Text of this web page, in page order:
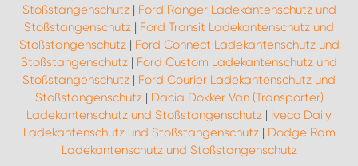
Stoßstangenschutz| Ford Ranger Ladekantenschutz und
Stoßstangenschutz | Ford Transit Ladekantenschutz und
Stoßstangenschutz| Ford Connect Ladekantenschutz und
Stoßstangenschutz | Ford Custom Ladekantenschutz und
Stoßstangenschutz | Ford Courier Ladekantenschutz und
Stoßstangenschutz| Dacia Dokker Van (Transporter)
Ladekantenschutz und Stoßstangenschutz | Iveco Daily
Ladekantenschutz und Stoßstangenschutz| Dodge Ram
Ladekantenschutz und Stoßstangenschutz